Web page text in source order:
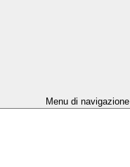
Menu di navigazione